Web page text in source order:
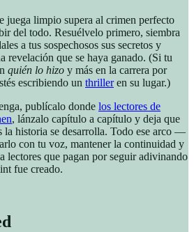
juega limpio supera al crimen perfecto
del todo. Resuélvelo primero, siembra
a tus sospechosos sus secretos y
revelación que se haya ganado. (Si tu
quién lo hizo y más en la carrera por
escribiendo un thrilleren su lugar.)
publícalo donde los lectores de
, lánzalo capítulo a capítulo y deja que
la historia se desarrolla. Todo ese arco —
con tu voz, mantener la continuidad y
lectores que pagan por seguir adivinando
fue creado.